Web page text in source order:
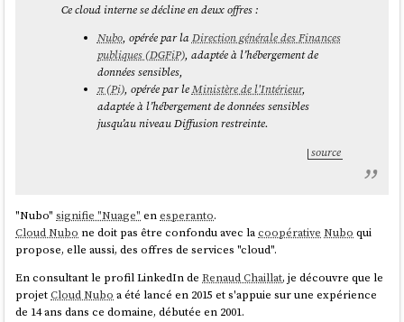
Ce cloud interne se décline en deux offres :
Nubo, opérée par laDirection générale des Finances
publiques (DGFiP), adaptée à l’hébergement de
données sensibles,
π (Pi), opérée par leMinistère de l'Intérieur,
adaptée à l’hébergement de données sensibles
jusqu’au niveau Diffusion restreinte.
source
"Nubo"signifie "Nuage" enesperanto.
Cloud Nubo ne doit pas être confondu avec lacoopérative Nubo qui
propose, elle aussi, des offres de services "cloud".
En consultant le profil LinkedIn deRenaud Chaillat, je découvre que le
projetCloud Nubo a été lancé en 2015 et s'appuie sur une expérience
de 14 ans dans ce domaine, débutée en 2001.